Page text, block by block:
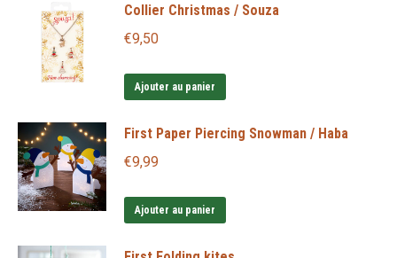
Collier Christmas / Souza
€9,50
Ajouter au panier
First Paper Piercing Snowman / Haba
€9,99
Ajouter au panier